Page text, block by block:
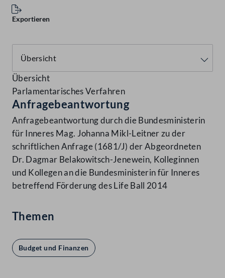
Exportieren
Übersicht
Parlamentarisches Verfahren
Anfragebeantwortung
Anfragebeantwortung durch die Bundesministerin
für Inneres Mag. Johanna Mikl-Leitner zu der
schriftlichen Anfrage (1681/J) der Abgeordneten
Dr. Dagmar Belakowitsch-Jenewein, Kolleginnen
und Kollegen an die Bundesministerin für Inneres
betreffend Förderung des Life Ball 2014
Themen
Budget und Finanzen